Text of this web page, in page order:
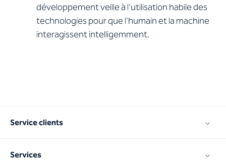
développement veille à l’utilisation habile des
technologies pour que l’humain et la machine
interagissent intelligemment.
Service clients
Services